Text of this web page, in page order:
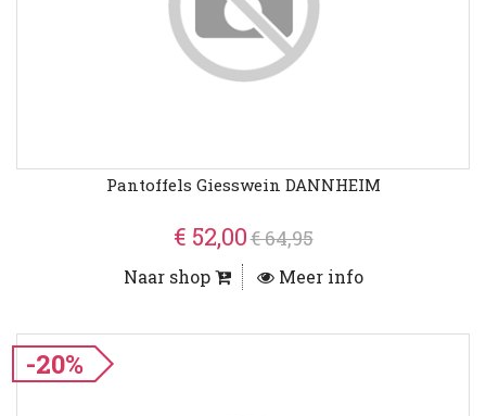
Pantoffels Giesswein DANNHEIM
€ 52,00€ 64,95
Naar shop Meer info
-20%